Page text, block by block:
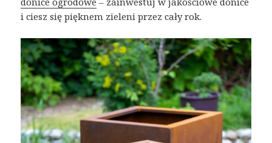
i ciesz się pięknem zieleni przez cały rok.